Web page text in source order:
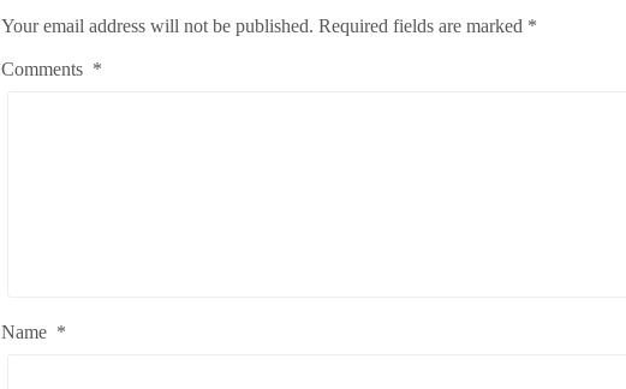
Your email address will not be published. Required fields are marked *
Comments *
Name *